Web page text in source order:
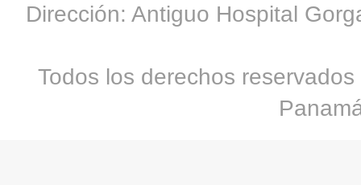
Dirección: Antiguo Hospital
Todos los derechos